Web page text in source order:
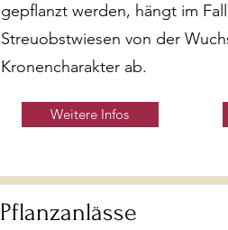
gepflanzt werden, hängt im
Streuobstwiesen von der
Kronencharakter ab.
Weitere Infos
Pflanzanlässe